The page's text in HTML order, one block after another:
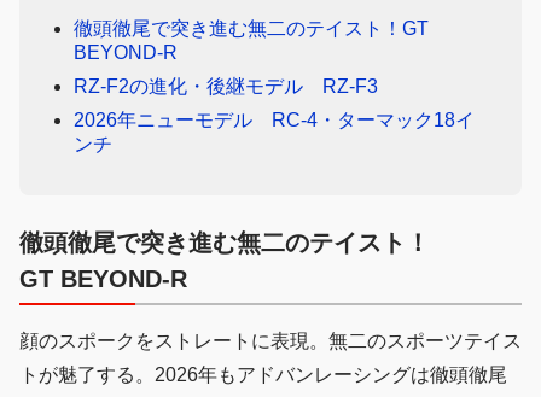
徹頭徹尾で突き進む無二のテイスト！GT
BEYOND-R
RZ-F2の進化・後継モデル RZ-F3
2026年ニューモデル RC-4・ターマック18イ
ンチ
徹頭徹尾で突き進む無二のテイスト！
GT BEYOND-R
顔のスポークをストレートに表現。無二のスポーツテイス
トが魅了する。2026年もアドバンレーシングは徹頭徹尾